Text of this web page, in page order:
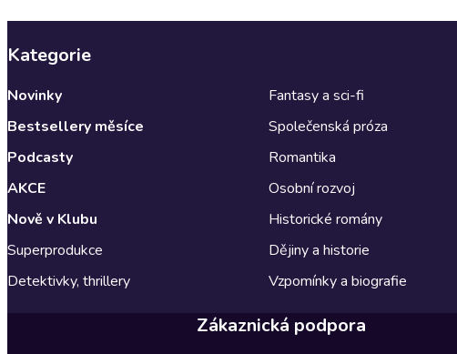
Kategorie
Novinky
Bestsellery měsíce
Podcasty
AKCE
Nově v Klubu
Superprodukce
Detektivky, thrillery
Fantasy a sci-fi
Společenská próza
Romantika
Osobní rozvoj
Historické romány
Dějiny a historie
Vzpomínky a biografie
Zákaznická podpora